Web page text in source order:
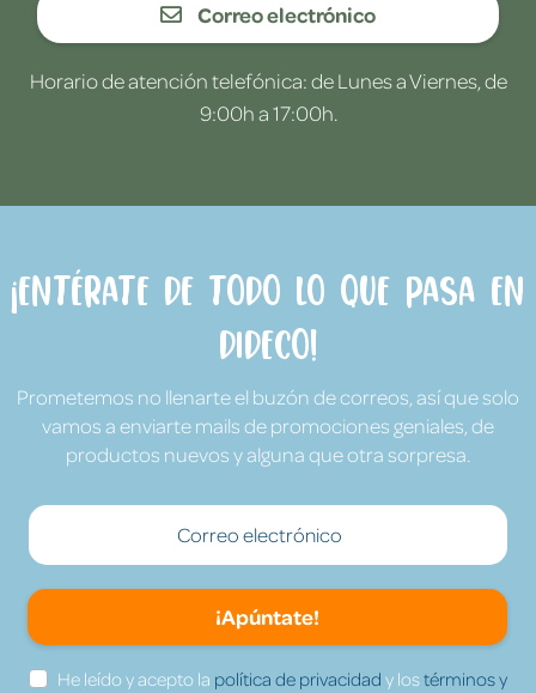
Correo electrónico
Horario de atención telefónica: de Lunes a Viernes, de
9:00h a 17:00h.
¡Entérate de todo lo que pasa en
Dideco!
Prometemos no llenarte el buzón de correos, así que solo
vamos a enviarte mails de promociones geniales, de
productos nuevos y alguna que otra sorpresa.
¡Apúntate!
He leído y acepto la política de privacidad y lostérminos y